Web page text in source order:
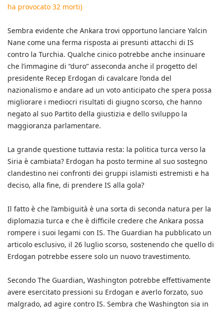
ha provocato 32 morti)
Sembra evidente che Ankara trovi opportuno lanciare Yalcin
Nane come una ferma risposta ai presunti attacchi di IS
contro la Turchia. Qualche cinico potrebbe anche insinuare
che l’immagine di “duro” asseconda anche il progetto del
presidente Recep Erdogan di cavalcare l’onda del
nazionalismo e andare ad un voto anticipato che spera possa
migliorare i mediocri risultati di giugno scorso, che hanno
negato al suo Partito della giustizia e dello sviluppo la
maggioranza parlamentare.
La grande questione tuttavia resta: la politica turca verso la
Siria è cambiata? Erdogan ha posto termine al suo sostegno
clandestino nei confronti dei gruppi islamisti estremisti e ha
deciso, alla fine, di prendere IS alla gola?
Il fatto è che l’ambiguità è una sorta di seconda natura per la
diplomazia turca e che è difficile credere che Ankara possa
rompere i suoi legami con IS. The Guardian ha pubblicato un
articolo esclusivo, il 26 luglio scorso, sostenendo che quello di
Erdogan potrebbe essere solo un nuovo travestimento.
Secondo The Guardian, Washington potrebbe effettivamente
avere esercitato pressioni su Erdogan e averlo forzato, suo
malgrado, ad agire contro IS. Sembra che Washington sia in